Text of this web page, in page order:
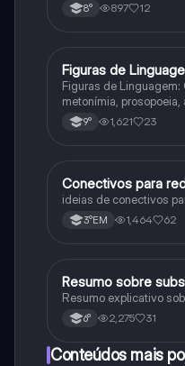
8° 897 12
Português
Figuras de
Figuras de Linguagem:
metonímia, prosopoeia,
eufemismo, hipérbole e
9° 1,621 23
Português
Conectivos para
ideias de conectivos
3°EM 1,464 62
Português
Resumo sobre
Resumo explicativo
6° 2,275 31
Conteúdos mais